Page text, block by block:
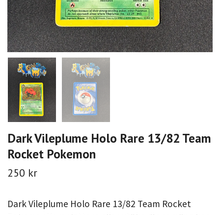
Dark Vileplume Holo Rare 13/82 Team
Rocket Pokemon
250 kr
Dark Vileplume Holo Rare 13/82 Team Rocket